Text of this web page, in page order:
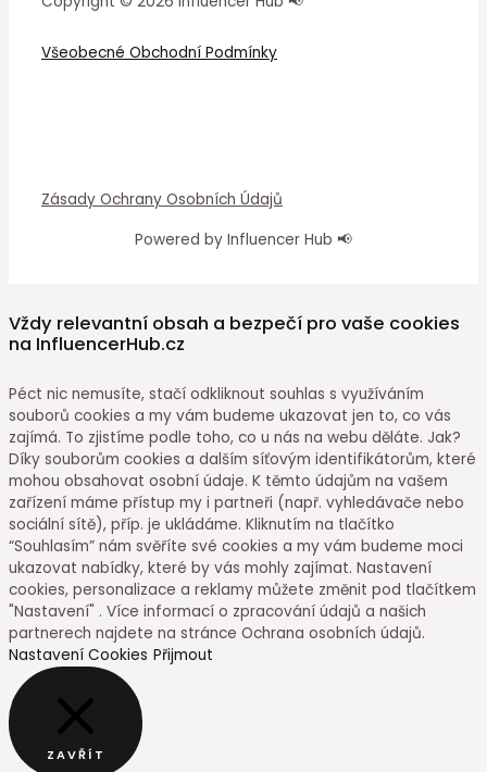
Všeobecné Obchodní Podmínky
Zásady Ochrany Osobních Údajů
Powered by Influencer Hub 📢
Vždy relevantní obsah a bezpečí pro vaše cookies
na InfluencerHub.cz
Péct nic nemusíte, stačí odkliknout souhlas s využíváním
souborů cookies a my vám budeme ukazovat jen to, co vás
zajímá. To zjistíme podle toho, co u nás na webu děláte. Jak?
Díky souborům cookies a dalším síťovým identifikátorům, které
mohou obsahovat osobní údaje. K těmto údajům na vašem
zařízení máme přístup my i partneři (např. vyhledávače nebo
sociální sítě), příp. je ukládáme. Kliknutím na tlačítko
“Souhlasím” nám svěříte své cookies a my vám budeme moci
ukazovat nabídky, které by vás mohly zajímat. Nastavení
cookies, personalizace a reklamy můžete změnit pod tlačítkem
"Nastavení" . Více informací o zpracování údajů a našich
partnerech najdete na stránce Ochrana osobních údajů.
Nastavení Cookies Přijmout
ZAVŘÍT